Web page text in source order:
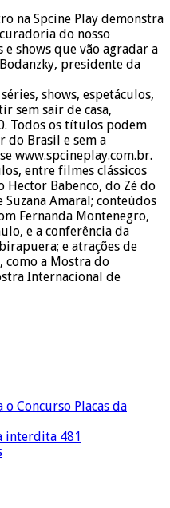
na Spcine Play demonstra
do nosso
shows que vão agradar a
presidente da
shows, espetáculos,
sem sair de casa,
Todos os títulos podem
do Brasil e sem a
www.spcineplay.com.br.
entre filmes clássicos
Hector Babenco, do Zé do
Suzana Amaral; conteúdos
Fernanda Montenegro,
e a conferência da
e atrações de
como a Mostra do
Internacional de
Concurso Placas da
interdita 481